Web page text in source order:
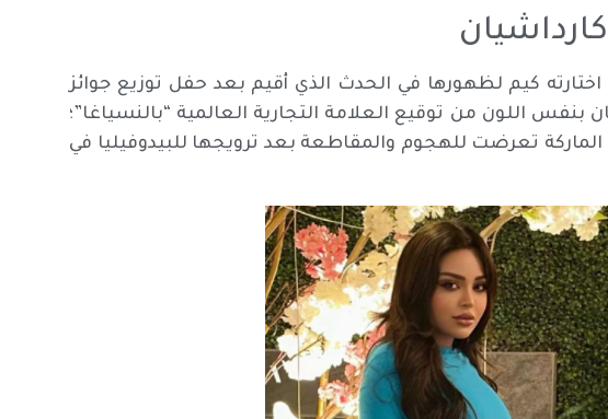
كيم لظهورها في الحدث الذي أقيم بعد حفل توزيع جوائز
ذات الفستان بنفس اللون من توقيع العلامة التجارية العالمية “بالنسياغا”؛
تعرضت للهجوم والمقاطعة بعد ترويجها للبيدوفيليا في